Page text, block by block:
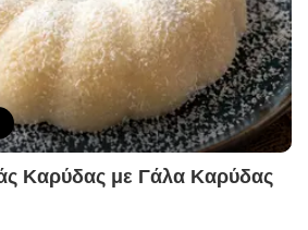
Καρύδας με Γάλα Καρύδας